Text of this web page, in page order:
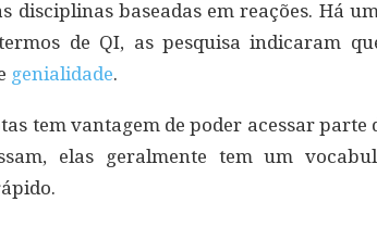
disciplinas baseadas em reações. Há
de QI, as pesquisa indicaram
genialidade.
tem vantagem de poder acessar parte
elas geralmente tem um